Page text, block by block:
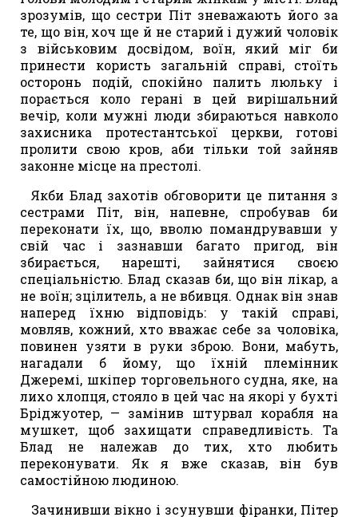
зрозумів, що сестри Піт зневажають його за
те, що він, хоч ще й не старий і дужий чоловік
з військовим досвідом, воїн, який міг би
принести користь загальній справі, стоїть
осторонь подій, спокійно палить люльку і
порається коло герані в цей вирішальний
вечір, коли мужні люди збираються навколо
захисника протестантської церкви, готові
пролити свою кров, аби тільки той зайняв
законне місце на престолі.
Якби Блад захотів обговорити це питання з
сестрами Піт, він, напевне, спробував би
переконати їх, що, вволю помандрувавши у
свій час і зазнавши багато пригод, він
збирається, нарешті, зайнятися своєю
спеціальністю. Блад сказав би, що він лікар, а
не воїн; зцілитель, а не вбивця. Однак він знав
наперед їхню відповідь: у такій справі,
мовляв, кожний, хто вважає себе за чоловіка,
повинен узяти в руки зброю. Вони, мабуть,
нагадали б йому, що їхній племінник
Джеремі, шкіпер торговельного судна, яке, на
лихо хлопця, стояло в цей час на якорі у бухті
Бріджуотер, — замінив штурвал корабля на
мушкет, щоб захищати справедливість. Та
Блад не належав до тих, хто любить
переконувати. Як я вже сказав, він був
самостійною людиною.
Зачинивши вікно і зсунувши фіранки, Пітер